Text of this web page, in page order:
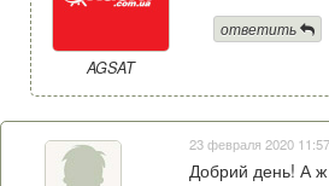
AGSAT
ответить
23 февраля 2020 11:57
Добрий день! А ж